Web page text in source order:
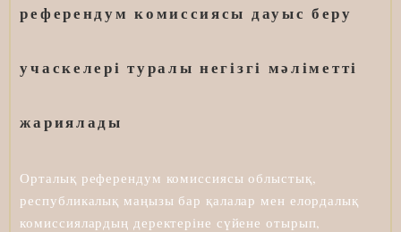
референдум комиссиясы дауыс беру
учаскелері туралы негізгі мәліметті
жариялады
Орталық референдум комиссиясы облыстық,
республикалық маңызы бар қалалар мен елордалық
комиссиялардың деректеріне сүйене отырып,